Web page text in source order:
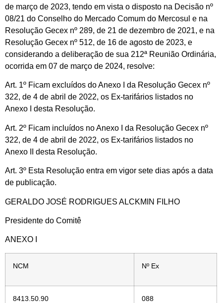
de março de 2023, tendo em vista o disposto na Decisão nº
08/21 do Conselho do Mercado Comum do Mercosul e na
Resolução Gecex nº 289, de 21 de dezembro de 2021, e na
Resolução Gecex nº 512, de 16 de agosto de 2023, e
considerando a deliberação de sua 212ª Reunião Ordinária,
ocorrida em 07 de março de 2024, resolve:
Art. 1º Ficam excluídos do Anexo I da Resolução Gecex nº
322, de 4 de abril de 2022, os Ex-tarifários listados no
Anexo I desta Resolução.
Art. 2º Ficam incluídos no Anexo I da Resolução Gecex nº
322, de 4 de abril de 2022, os Ex-tarifários listados no
Anexo II desta Resolução.
Art. 3º Esta Resolução entra em vigor sete dias após a data
de publicação.
GERALDO JOSÉ RODRIGUES ALCKMIN FILHO
Presidente do Comitê
ANEXO I
NCM Nº Ex
8413.50.90 088